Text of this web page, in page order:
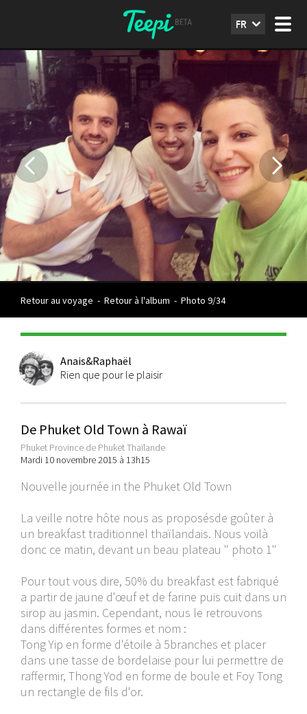
FR
Retour au voyage - Retour à l'album - Photo 9/34
Anais&Raphaël
Rien que pour le plaisir
De Phuket Old Town à Rawaï
Phuket Province de Phuket Thaïlande
Mardi 10 novembre 2015 à 13h15
Nouvelle journée in the Phuket Old Town
La veille notre hôte nous as proposésde goûter à
un breakfast traditionnel thaïlandais. Nous voilà
donc ce matin, devant un beau plateau " photo 1"
Pour tout vous dire, 50% du breakfast est fabriqué
a partir de jaune d'œuf et de farine puis cuit dans un
sirop au jasmin. Cependant, nous le retrouvons
dans différentes formes et nom :
Tong Yip en forme d'étoile à 5branches et placer
dans une tasse de bordelaise pour lui permettre de
raffermir, Thong Yod en forme de boule et Foy Tong
un rectangle de fils d'or.